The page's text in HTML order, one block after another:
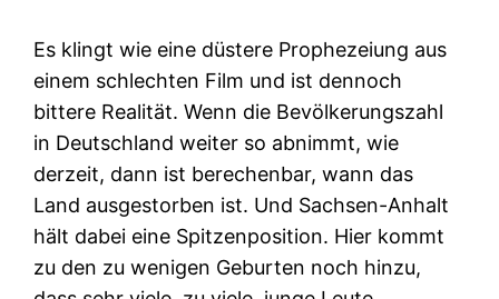
Es klingt wie eine düstere Prophezeiung aus
einem schlechten Film und ist dennoch
bittere Realität. Wenn die Bevölkerungszahl
in Deutschland weiter so abnimmt, wie
derzeit, dann ist berechenbar, wann das
Land ausgestorben ist. Und Sachsen-Anhalt
hält dabei eine Spitzenposition. Hier kommt
zu den zu wenigen Geburten noch hinzu,